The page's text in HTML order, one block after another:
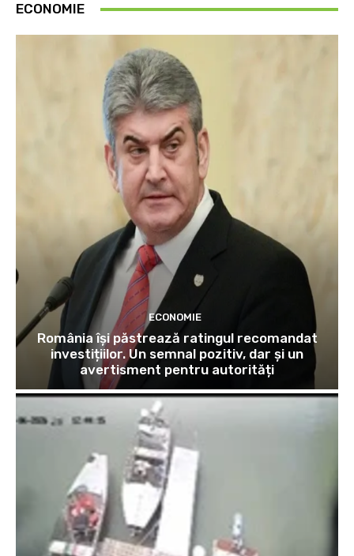
ECONOMIE
ECONOMIE
România își păstrează ratingul recomandat
investițiilor. Un semnal pozitiv, dar și un
avertisment pentru autorități